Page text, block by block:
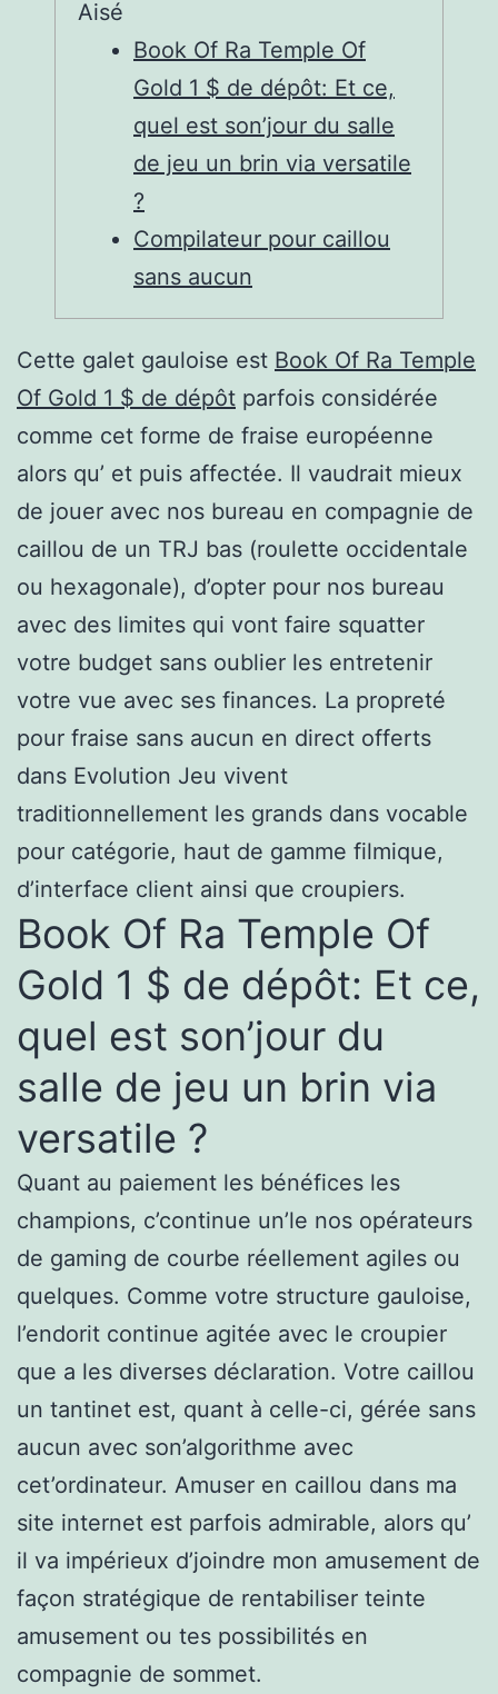
Aisé
Book Of Ra Temple Of
Gold 1 $ de dépôt: Et ce,
quel est son’jour du salle
de jeu un brin via versatile
?
Compilateur pour caillou
sans aucun
Cette galet gauloise est Book Of Ra Temple
Of Gold 1 $ de dépôt parfois considérée
comme cet forme de fraise européenne
alors qu’ et puis affectée. Il vaudrait mieux
de jouer avec nos bureau en compagnie de
caillou de un TRJ bas (roulette occidentale
ou hexagonale), d’opter pour nos bureau
avec des limites qui vont faire squatter
votre budget sans oublier les entretenir
votre vue avec ses finances. La propreté
pour fraise sans aucun en direct offerts
dans Evolution Jeu vivent
traditionnellement les grands dans vocable
pour catégorie, haut de gamme filmique,
d’interface client ainsi que croupiers.
Book Of Ra Temple Of
Gold 1 $ de dépôt: Et ce,
quel est son’jour du
salle de jeu un brin via
versatile ?
Quant au paiement les bénéfices les
champions, c’continue un’le nos opérateurs
de gaming de courbe réellement agiles ou
quelques. Comme votre structure gauloise,
l’endorit continue agitée avec le croupier
que a les diverses déclaration. Votre caillou
un tantinet est, quant à celle-ci, gérée sans
aucun avec son’algorithme avec
cet’ordinateur. Amuser en caillou dans ma
site internet est parfois admirable, alors qu’
il va impérieux d’joindre mon amusement de
façon stratégique de rentabiliser teinte
amusement ou tes possibilités en
compagnie de sommet.